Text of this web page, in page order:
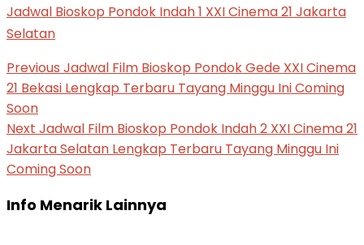
Jadwal Bioskop Pondok Indah 1 XXI Cinema 21 Jakarta
Selatan
Previous Jadwal Film Bioskop Pondok Gede XXI Cinema
21 Bekasi Lengkap Terbaru Tayang Minggu Ini Coming
Soon
Next Jadwal Film Bioskop Pondok Indah 2 XXI Cinema 21
Jakarta Selatan Lengkap Terbaru Tayang Minggu Ini
Coming Soon
Info Menarik Lainnya